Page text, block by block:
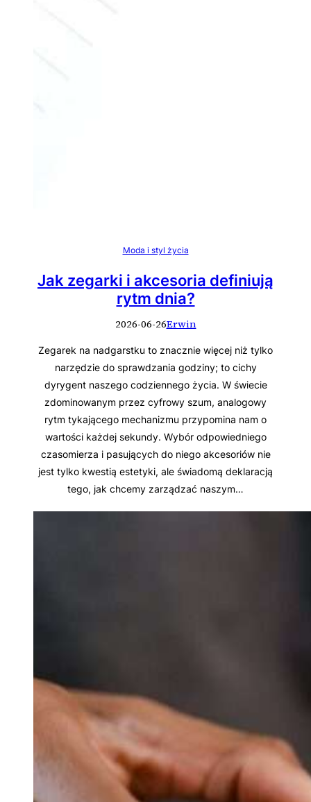
Moda i styl życia
Jak zegarki i akcesoria definiują
rytm dnia?
2026-06-26Erwin
Zegarek na nadgarstku to znacznie więcej niż tylko
narzędzie do sprawdzania godziny; to cichy
dyrygent naszego codziennego życia. W świecie
zdominowanym przez cyfrowy szum, analogowy
rytm tykającego mechanizmu przypomina nam o
wartości każdej sekundy. Wybór odpowiedniego
czasomierza i pasujących do niego akcesoriów nie
jest tylko kwestią estetyki, ale świadomą deklaracją
tego, jak chcemy zarządzać naszym…